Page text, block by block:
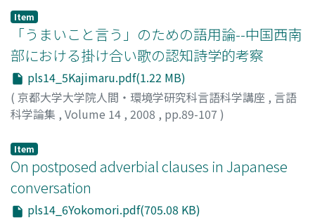
Item
「うまいこと言う」のための語用論--中国西南
部における掛け合い歌の認知詩学的考察
pls14_5Kajimaru.pdf(1.22 MB)
( 京都大学大学院人間・環境学研究科言語科学講座 , 言語
科学論集 , Volume 14 , 2008 , pp.89-107 )
Item
On postposed adverbial clauses in Japanese
conversation
pls14_6Yokomori.pdf(705.08 KB)